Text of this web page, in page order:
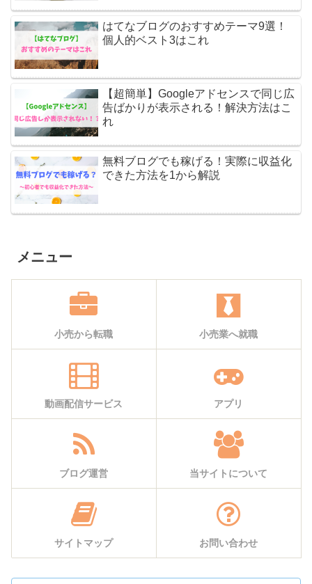
はてなブログのおすすめテーマ9選！
個人的ベスト3はこれ
【超簡単】Googleアドセンスで同じ広
告ばかりが表示される！解決方法はこ
れ
無料ブログでも稼げる！実際に収益化
できた方法を1から解説
メニュー
小売から転職 小売業へ就職
動画配信サービス アプリ
ブログ運営 当サイトについて
サイトマップ お問い合わせ